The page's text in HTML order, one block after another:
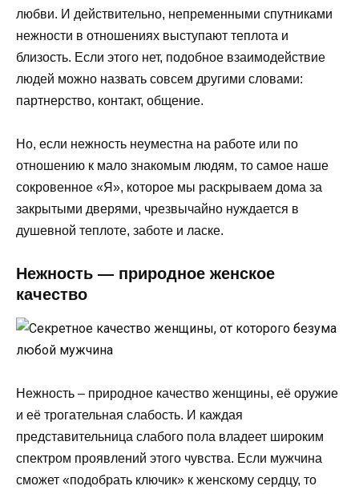
любви. И действительно, непременными спутниками
нежности в отношениях выступают теплота и
близость. Если этого нет, подобное взаимодействие
людей можно назвать совсем другими словами:
партнерство, контакт, общение.
Но, если нежность неуместна на работе или по
отношению к мало знакомым людям, то самое наше
сокровенное «Я», которое мы раскрываем дома за
закрытыми дверями, чрезвычайно нуждается в
душевной теплоте, заботе и ласке.
Нежность — природное женское
качество
Нежность – природное качество женщины, её оружие
и её трогательная слабость. И каждая
представительница слабого пола владеет широким
спектром проявлений этого чувства. Если мужчина
сможет «подобрать ключик» к женскому сердцу, то